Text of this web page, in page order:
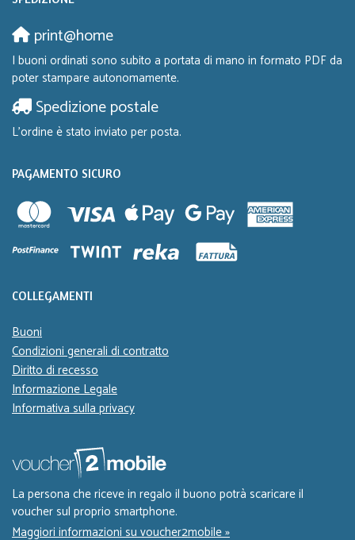
print@home
I buoni ordinati sono subito a portata di mano in formato PDF da
poter stampare autonomamente.
Spedizione postale
L'ordine è stato inviato per posta.
PAGAMENTO SICURO
COLLEGAMENTI
Buoni
Condizioni generali di contratto
Diritto di recesso
Informazione Legale
Informativa sulla privacy
La persona che riceve in regalo il buono potrà scaricare il
voucher sul proprio smartphone.
Maggiori informazioni su voucher2mobile »